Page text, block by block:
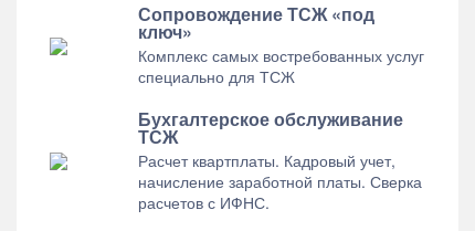
Сопровождение ТСЖ «под
ключ»
Комплекс самых востребованных услуг
специально для ТСЖ
Бухгалтерское обслуживание
ТСЖ
Расчет квартплаты. Кадровый учет,
начисление заработной платы. Сверка
расчетов с ИФНС.